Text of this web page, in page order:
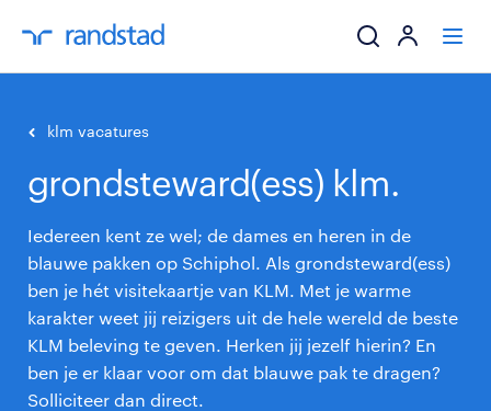
werkgevers
mijn carrière
over randstad
klm vacatures
grondsteward(ess) klm.
Iedereen kent ze wel; de dames en heren in de
blauwe pakken op Schiphol. Als grondsteward(ess)
ben je hét visitekaartje van KLM. Met je warme
karakter weet jij reizigers uit de hele wereld de beste
KLM beleving te geven. Herken jij jezelf hierin? En
ben je er klaar voor om dat blauwe pak te dragen?
Solliciteer dan direct.